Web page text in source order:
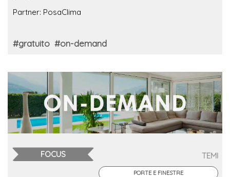
Partner: PosaClima
#gratuito #on-demand
FOCUS TEMI
PORTE E FINESTRE